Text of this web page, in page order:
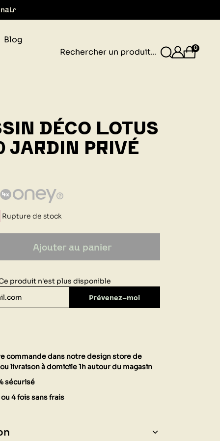
Blog
0
DÉCO LOTUS
JARDIN PRIVÉ
Rupture de stock
Ajouter au panier
produit n'est plus disponible
Prévenez-moi
commande dans notre design store de
livraison à domicile 1h autour du magasin
sécurisé
4 fois sans frais